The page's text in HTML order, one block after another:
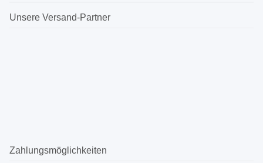
Unsere Versand-Partner
Zahlungsmöglichkeiten